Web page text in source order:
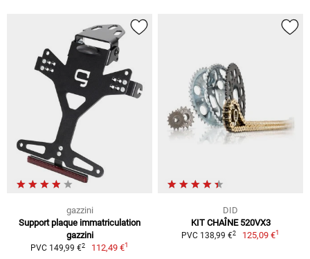
gazzini
Support plaque immatriculation
gazzini
PVC 149,99 €2 112,49 €1
DID
KIT CHAÎNE 520VX3
PVC 138,99 €2 125,09 €1